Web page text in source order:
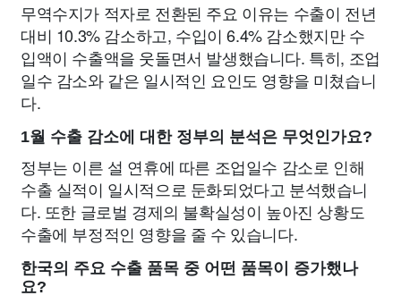
무역수지가 적자로 전환된 주요 이유는 수출이 전년
대비 10.3% 감소하고, 수입이 6.4% 감소했지만 수
입액이 수출액을 웃돌면서 발생했습니다. 특히, 조업
일수 감소와 같은 일시적인 요인도 영향을 미쳤습니
다.
1월 수출 감소에 대한 정부의 분석은 무엇인가요?
정부는 이른 설 연휴에 따른 조업일수 감소로 인해
수출 실적이 일시적으로 둔화되었다고 분석했습니
다. 또한 글로벌 경제의 불확실성이 높아진 상황도
수출에 부정적인 영향을 줄 수 있습니다.
한국의 주요 수출 품목 중 어떤 품목이 증가했나
요?